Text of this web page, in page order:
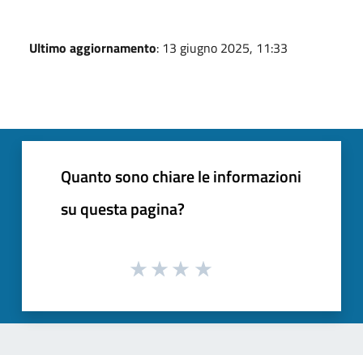
Ultimo aggiornamento: 13 giugno 2025, 11:33
Quanto sono chiare le informazioni
su questa pagina?